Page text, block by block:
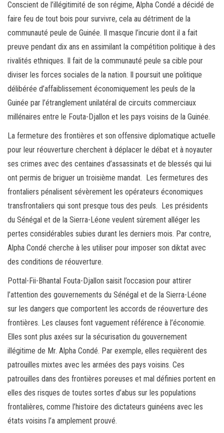
Conscient de l’illégitimité de son régime, Alpha Condé a décidé de
faire feu de tout bois pour survivre, cela au détriment de la
communauté peule de Guinée. Il masque l’incurie dont il a fait
preuve pendant dix ans en assimilant la compétition politique à des
rivalités ethniques. Il fait de la communauté peule sa cible pour
diviser les forces sociales de la nation. Il poursuit une politique
délibérée d’affaiblissement économiquement les peuls de la
Guinée par l’étranglement unilatéral de circuits commerciaux
millénaires entre le Fouta-Djallon et les pays voisins de la Guinée.
La fermeture des frontières et son offensive diplomatique actuelle
pour leur réouverture cherchent à déplacer le débat et à noyauter
ses crimes avec des centaines d’assassinats et de blessés qui lui
ont permis de briguer un troisième mandat. Les fermetures des
frontaliers pénalisent sévèrement les opérateurs économiques
transfrontaliers qui sont presque tous des peuls. Les présidents
du Sénégal et de la Sierra-Léone veulent sûrement alléger les
pertes considérables subies durant les derniers mois. Par contre,
Alpha Condé cherche à les utiliser pour imposer son diktat avec
des conditions de réouverture.
Pottal-Fii-Bhantal Fouta-Djallon saisit l’occasion pour attirer
l’attention des gouvernements du Sénégal et de la Sierra-Léone
sur les dangers que comportent les accords de réouverture des
frontières. Les clauses font vaguement référence à l’économie.
Elles sont plus axées sur la sécurisation du gouvernement
illégitime de Mr. Alpha Condé. Par exemple, elles requièrent des
patrouilles mixtes avec les armées des pays voisins. Ces
patrouilles dans des frontières poreuses et mal définies portent en
elles des risques de toutes sortes d’abus sur les populations
frontalières, comme l’histoire des dictateurs guinéens avec les
états voisins l’a amplement prouvé.